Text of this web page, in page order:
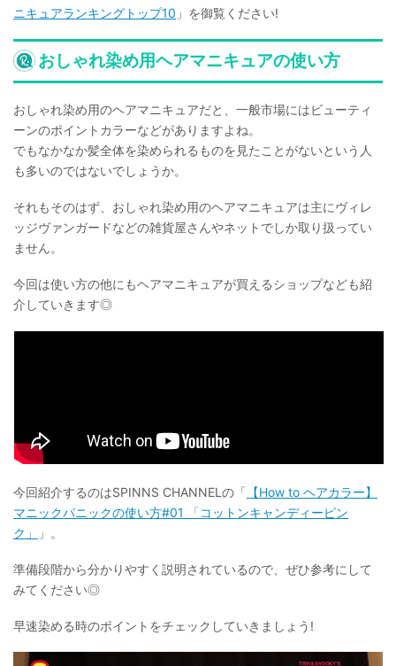
ニキュアランキングトップ10 」を御覧ください!
おしゃれ染め用ヘアマニキュアの使い方
おしゃれ染め用のヘアマニキュアだと、一般市場にはビューティ
ーンのポイントカラーなどがありますよね。
でもなかなか髪全体を染められるものを見たことがないという人
も多いのではないでしょうか。
それもそのはず、おしゃれ染め用のヘアマニキュアは主にヴィレ
ッジヴァンガードなどの雑貨屋さんやネットでしか取り扱ってい
ません。
今回は使い方の他にもヘアマニキュアが買えるショップなども紹
介していきます◎
今回紹介するのはSPINNS CHANNELの「 【How to ヘアカラー】
マニックパニックの使い方#01 「コットンキャンディーピン
ク」
」。
準備段階から分かりやすく説明されているので、ぜひ参考にして
みてください◎
早速染める時のポイントをチェックしていきましょう!